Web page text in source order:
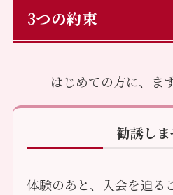
3つの約束
はじめての方に、ま
勧誘し
体験のあと、入会を迫る